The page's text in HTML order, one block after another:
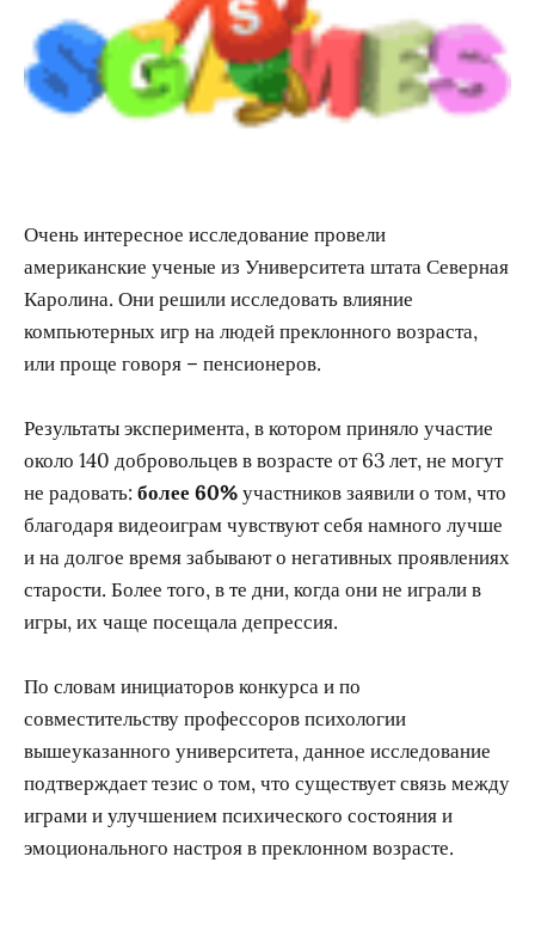
Очень интересное исследование провели
американские ученые из Университета штата Северная
Каролина. Они решили исследовать влияние
компьютерных игр на людей преклонного возраста,
или проще говоря – пенсионеров.
Результаты эксперимента, в котором приняло участие
около 140 добровольцев в возрасте от 63 лет, не могут
не радовать: более 60%участников заявили о том, что
благодаря видеоиграм чувствуют себя намного лучше
и на долгое время забывают о негативных проявлениях
старости. Более того, в те дни, когда они не играли в
игры, их чаще посещала депрессия.
По словам инициаторов конкурса и по
совместительству профессоров психологии
вышеуказанного университета, данное исследование
подтверждает тезис о том, что существует связь между
играми и улучшением психического состояния и
эмоционального настроя в преклонном возрасте.